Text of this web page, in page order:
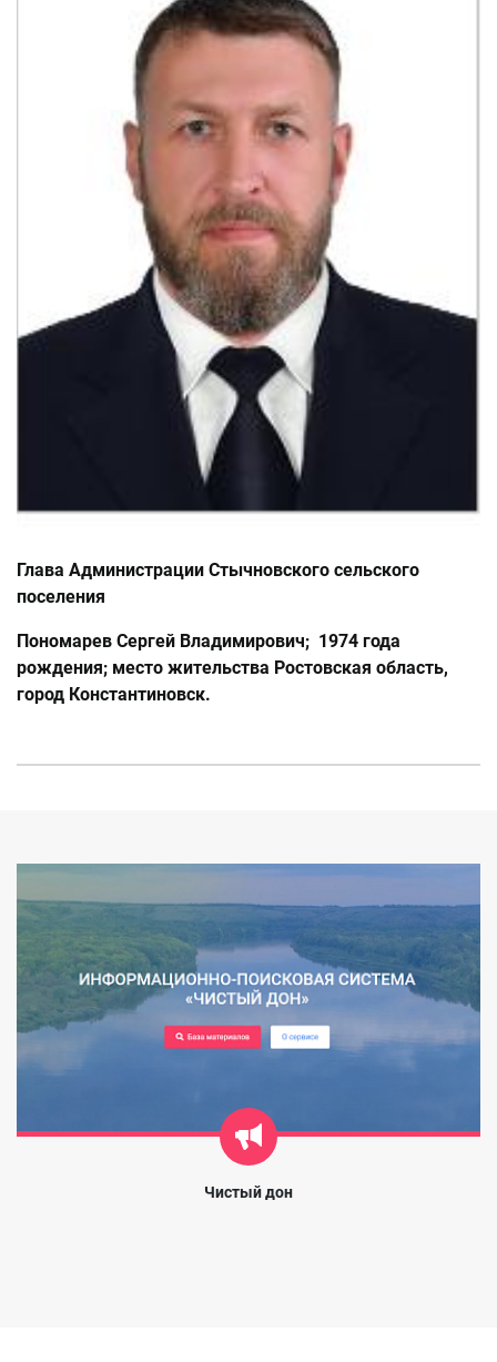
Глава Администрации Стычновского сельского
поселения
Пономарев Сергей Владимирович; 1974 года
рождения; место жительства Ростовская область,
город Константиновск.
Чистый дон